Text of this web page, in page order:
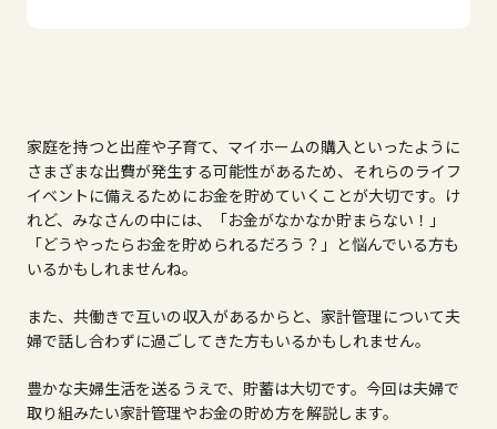
家庭を持つと出産や子育て、マイホームの購入といったように
さまざまな出費が発生する可能性があるため、それらのライフ
イベントに備えるためにお金を貯めていくことが大切です。け
れど、みなさんの中には、「お金がなかなか貯まらない！」
「どうやったらお金を貯められるだろう？」と悩んでいる方も
いるかもしれませんね。
また、共働きで互いの収入があるからと、家計管理について夫
婦で話し合わずに過ごしてきた方もいるかもしれません。
豊かな夫婦生活を送るうえで、貯蓄は大切です。今回は夫婦で
取り組みたい家計管理やお金の貯め方を解説します。